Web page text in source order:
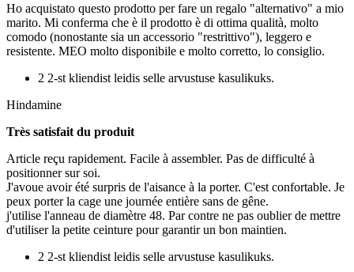
Ho acquistato questo prodotto per fare un regalo "alternativo" a mio
marito. Mi conferma che è il prodotto è di ottima qualità, molto
comodo (nonostante sia un accessorio "restrittivo"), leggero e
resistente. MEO molto disponibile e molto corretto, lo consiglio.
2 2-st kliendist leidis selle arvustuse kasulikuks.
Hindamine
Très satisfait du produit
Article reçu rapidement. Facile à assembler. Pas de difficulté à
positionner sur soi.
J'avoue avoir été surpris de l'aisance à la porter. C'est confortable. Je
peux porter la cage une journée entière sans de gêne.
j'utilise l'anneau de diamètre 48. Par contre ne pas oublier de mettre
d'utiliser la petite ceinture pour garantir un bon maintien.
2 2-st kliendist leidis selle arvustuse kasulikuks.